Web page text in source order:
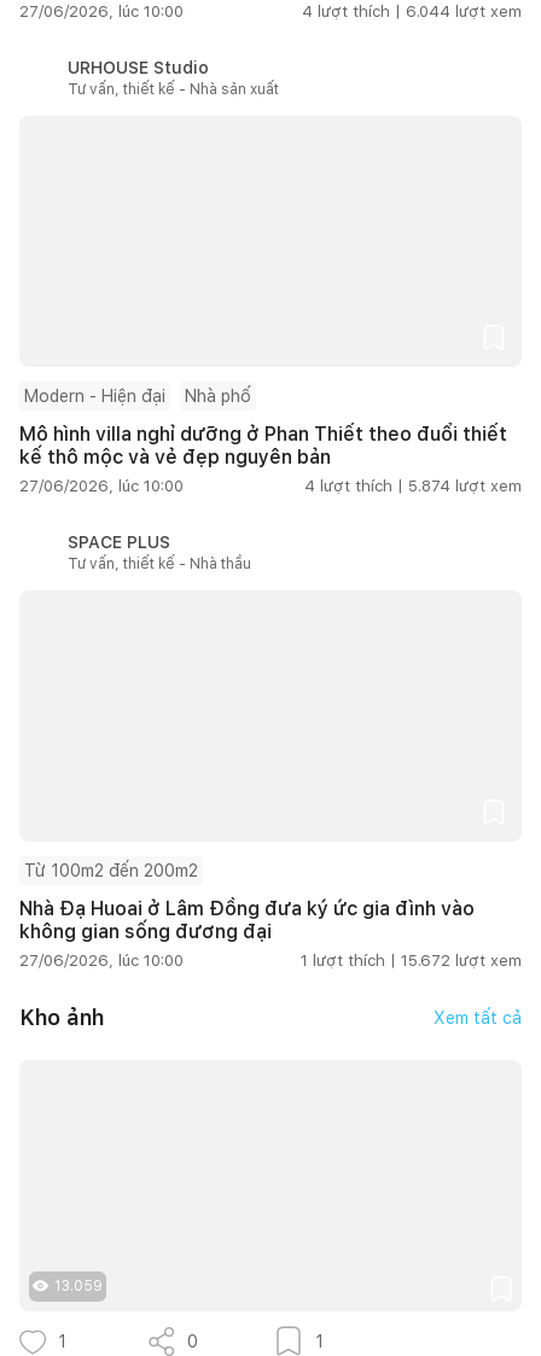
27/06/2026, lúc 10:00 4 lượt thích | 6.044 lượt xem
URHOUSE Studio
Tư vấn, thiết kế - Nhà sản xuất
Modern - Hiện đại Nhà phố
Mô hình villa nghỉ dưỡng ở Phan Thiết theo đuổi thiết
kế thô mộc và vẻ đẹp nguyên bản
27/06/2026, lúc 10:00 4 lượt thích | 5.874 lượt xem
SPACE PLUS
Tư vấn, thiết kế - Nhà thầu
Từ 100m2 đến 200m2
Nhà Đạ Huoai ở Lâm Đồng đưa ký ức gia đình vào
không gian sống đương đại
27/06/2026, lúc 10:00 1 lượt thích | 15.672 lượt xem
Kho ảnh Xem tất cả
13.059
1 0 1